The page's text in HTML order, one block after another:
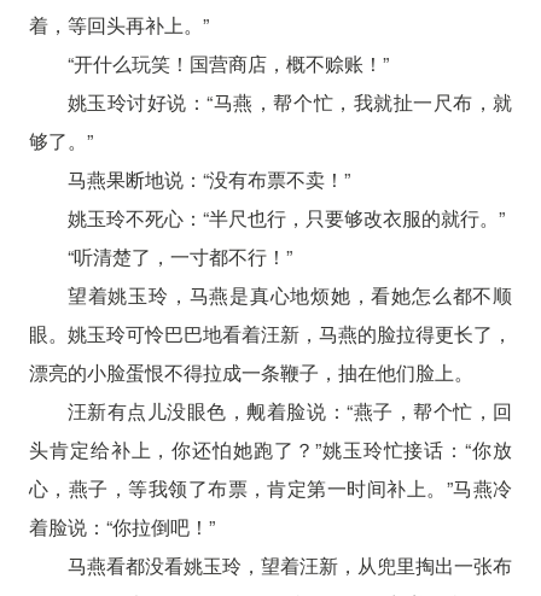
着，等回头再补上。”
“开什么玩笑！国营商店，概不赊账！”
姚玉玲讨好说：“马燕，帮个忙，我就扯一尺布，就
够了。”
马燕果断地说：“没有布票不卖！”
姚玉玲不死心：“半尺也行，只要够改衣服的就行。”
“听清楚了，一寸都不行！”
望着姚玉玲，马燕是真心地烦她，看她怎么都不顺
眼。姚玉玲可怜巴巴地看着汪新，马燕的脸拉得更长了，
漂亮的小脸蛋恨不得拉成一条鞭子，抽在他们脸上。
汪新有点儿没眼色，觍着脸说：“燕子，帮个忙，回
头肯定给补上，你还怕她跑了？”姚玉玲忙接话：“你放
心，燕子，等我领了布票，肯定第一时间补上。”马燕冷
着脸说：“你拉倒吧！”
马燕看都没看姚玉玲，望着汪新，从兜里掏出一张布